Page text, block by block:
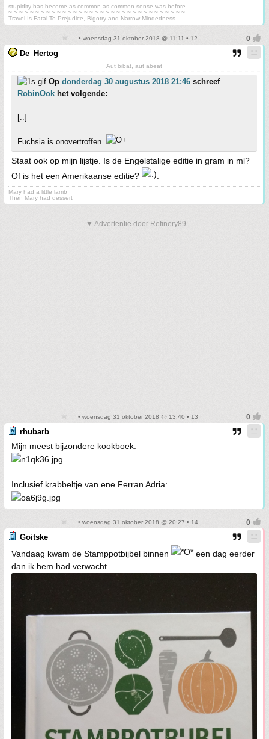
stupidity has become as common as common sense was before
~ ~ ~ ~ ~ ~ ~ ~ ~ ~ ~ ~ ~ ~ ~ ~ ~ ~ ~ ~ ~ ~ ~ ~ ~ ~ ~ ~ ~ ~ ~ ~ ~
Travel Is Fatal To Prejudice, Bigotry and Narrow-Mindedness
• woensdag 31 oktober 2018 @ 11:11 • 12
De_Hertog
Aut bibat, aut abeat
Op donderdag 30 augustus 2018 21:46 schreef
RobinOok het volgende:
[..]
Fuchsia is onovertroffen.
Staat ook op mijn lijstje. Is de Engelstalige editie in gram in ml?
Of is het een Amerikaanse editie?
Mary had a little lamb
Then Mary had dessert
▼ Advertentie door Refinery89
• woensdag 31 oktober 2018 @ 13:40 • 13
rhubarb
Mijn meest bijzondere kookboek:
Inclusief krabbeltje van ene Ferran Adria:
• woensdag 31 oktober 2018 @ 20:27 • 14
Goitske
Vandaag kwam de Stamppotbijbel binnen
een dag eerder
dan ik hem had verwacht